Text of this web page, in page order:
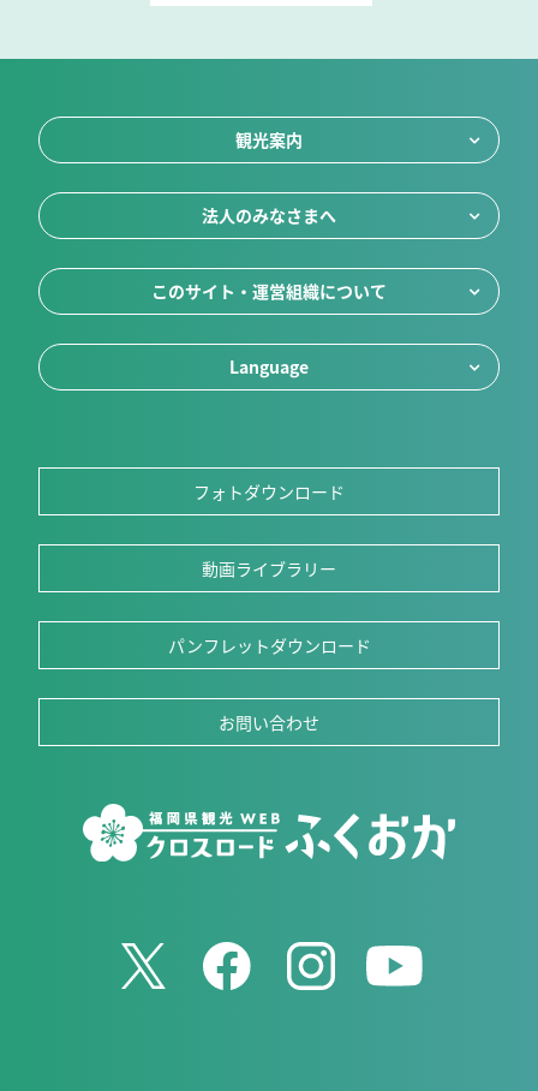
観光案内
法人のみなさまへ
このサイト・運営組織について
Language
フォトダウンロード
動画ライブラリー
パンフレットダウンロード
お問い合わせ